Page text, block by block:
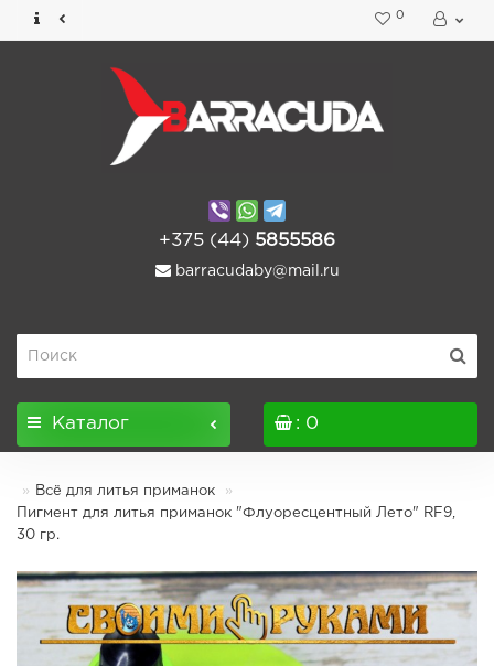
0
+375 (44) 5855586
barracudaby@mail.ru
Каталог : 0
Всё для литья приманок
Пигмент для литья приманок "Флуоресцентный Лето" RF9,
30 гр.